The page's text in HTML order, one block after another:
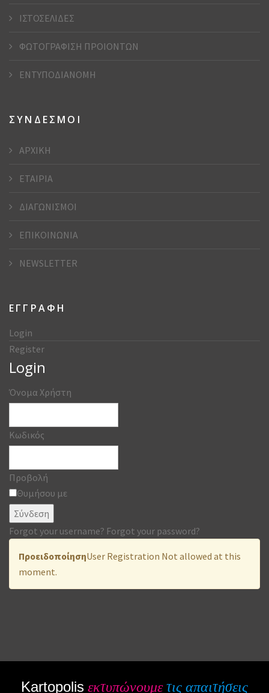
ΙΣΤΟΣΕΛΙΔΕΣ
ΦΩΤΟΓΡΑΦΙΣΗ ΠΡΟΙΟΝΤΩΝ
ΕΝΤΥΠΟΔΙΑΝΟΜΗ
ΣΥΝΔΕΣΜΟΙ
ΑΡΧΙΚΗ
ΕΤΑΙΡΙΑ
ΔΙΑΓΩΝΙΣΜΟΙ
ΕΠΙΚΟΙΝΩΝΙΑ
NEWSLETTER
ΕΓΓΡΑΦΗ
Login
Register
Login
Όνομα Χρήστη
Κωδικός
Προβολή
Θυμήσου με
Σύνδεση
Forgot your username? Forgot your password?
ΠροειδοποίησηUser Registration Not allowed at this
moment.
Kartopolis εκτυπώνουμετις απαιτήσεις